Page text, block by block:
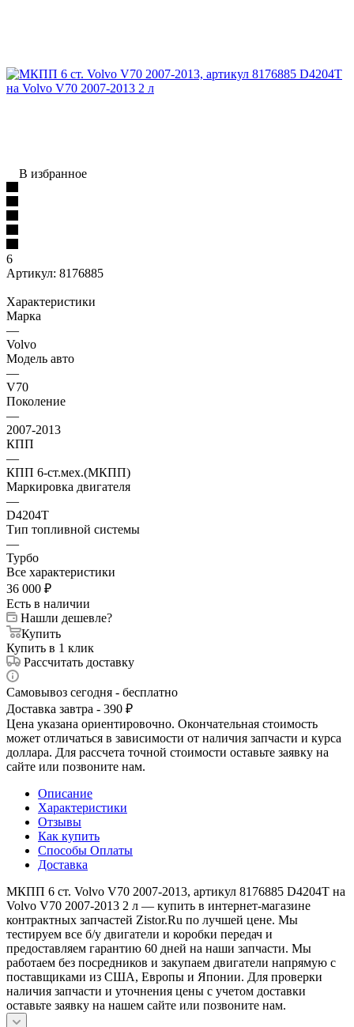
В избранное
6
Артикул: 8176885
Характеристики
Марка
—
Volvo
Модель авто
—
V70
Поколение
—
2007-2013
КПП
—
КПП 6-ст.мех.(МКПП)
Маркировка двигателя
—
D4204T
Тип топливной системы
—
Турбо
Все характеристики
36 000 ₽
Есть в наличии
Нашли дешевле?
Купить
Купить в 1 клик
Рассчитать доставку
Самовывоз сегодня - бесплатно
Доставка завтра - 390 ₽
Цена указана ориентировочно. Окончательная стоимость
может отличаться в зависимости от наличия запчасти и курса
доллара. Для рассчета точной стоимости оставьте заявку на
сайте или позвоните нам.
Описание
Характеристики
Отзывы
Как купить
Способы Оплаты
Доставка
МКПП 6 ст. Volvo V70 2007-2013, артикул 8176885 D4204T на
Volvo V70 2007-2013 2 л — купить в интернет-магазине
контрактных запчастей Zistor.Ru по лучшей цене. Мы
тестируем все б/у двигатели и коробки передач и
предоставляем гарантию 60 дней на наши запчасти. Мы
работаем без посредников и закупаем двигатели напрямую с
поставщиками из США, Европы и Японии. Для проверки
наличия запчасти и уточнения цены с учетом доставки
оставьте заявку на нашем сайте или позвоните нам.